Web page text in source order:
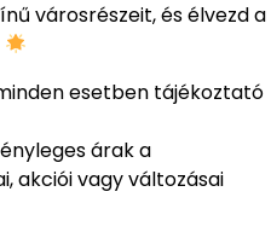
városrészeit, és élvezd a
esetben tájékoztató
árak a
akciói vagy változásai